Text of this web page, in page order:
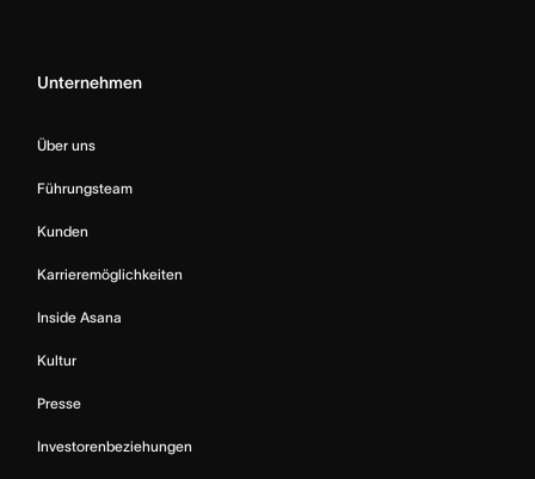
Unternehmen
Über uns
Führungsteam
Kunden
Karrieremöglichkeiten
Inside Asana
Kultur
Presse
Investorenbeziehungen